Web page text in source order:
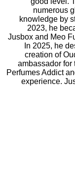
numerous
knowledge by
2023, he
Jusbox and Meo
In 2025, he
creation of
ambassador for
Perfumes Addict
experience.